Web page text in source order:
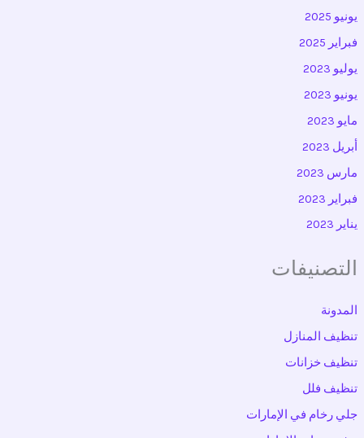
يونيو 2025
فبراير 2025
يوليو 2023
يونيو 2023
مايو 2023
أبريل 2023
مارس 2023
فبراير 2023
يناير 2023
التصنيفات
المدونة
تنظيف المنازل
تنظيف خزانات
تنظيف فلل
جلي رخام في الإمارات